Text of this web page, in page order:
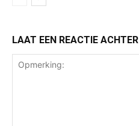
LAAT EEN REACTIE ACHTER